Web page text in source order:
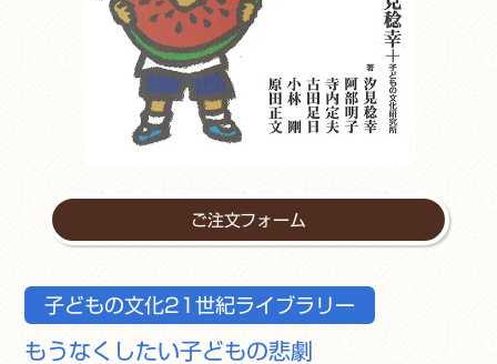
ご注文フォーム
子どもの文化21世紀ライブラリー
もうなくしたい子どもの悲劇